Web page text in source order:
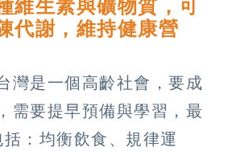
維生素與礦物質，可
代謝，維持健康營
灣是一個高齡社會，要成
需要提早預備與學習，最
：均衡飲食、規律運